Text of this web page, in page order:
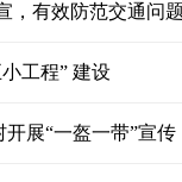
，有效防范交通问
工程” 建设
展“一盔一带”宣传